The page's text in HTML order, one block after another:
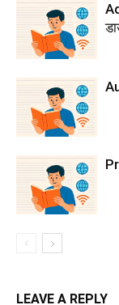
LEAVE A REPLY